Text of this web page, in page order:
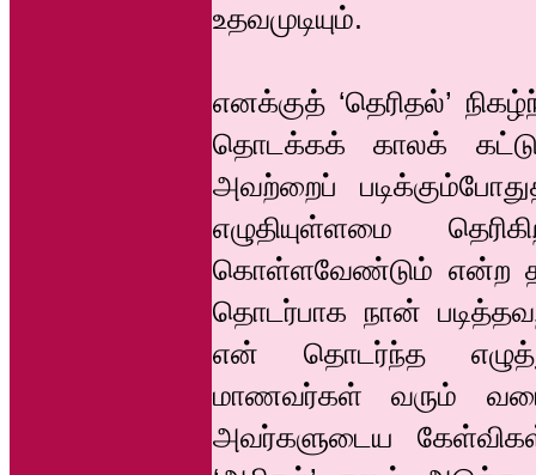
உதவமுடியும்.
எனக்குத் ‘தெரிதல்’
தொடக்கக் காலக்
அவற்றைப்
எழுதியுள்ளமை
கொள்ளவேண்டும் என்ற
தொடர்பாக நான்
என் தொடர்ந்த
மாணவர்கள் வரும் வரை
அவர்களுடைய